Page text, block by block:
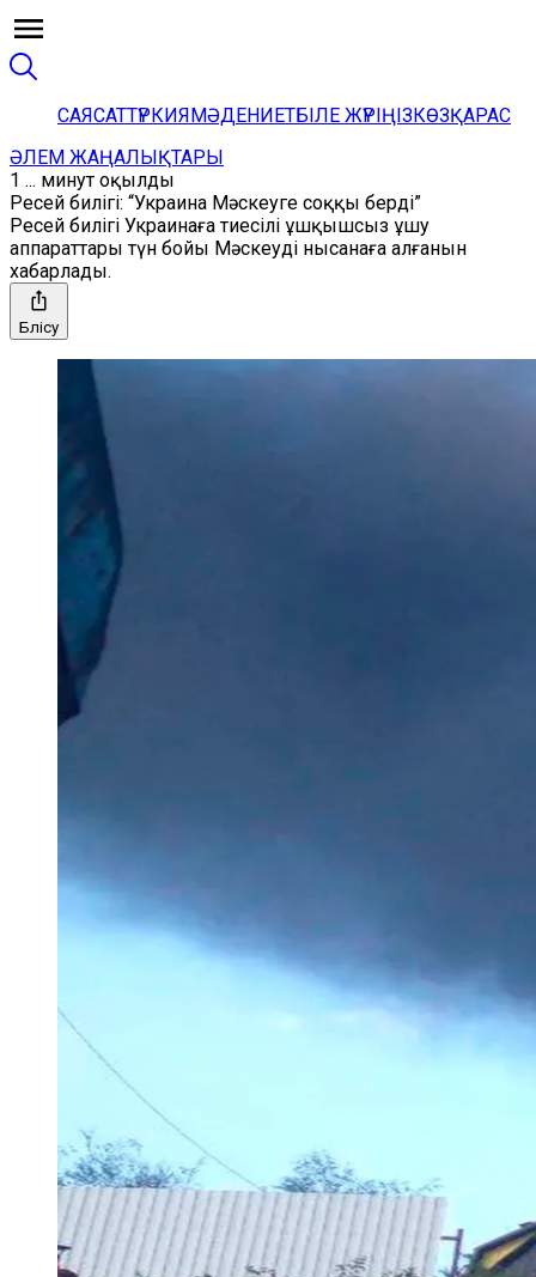
САЯСАТТҮРКИЯМӘДЕНИЕТБІЛЕ ЖҮРІҢІЗКӨЗҚАРАС
ӘЛЕМ ЖАҢАЛЫҚТАРЫ
1 ... минут оқылды
Ресей билігі: “Украина Мәскеуге соққы берді”
Ресей билігі Украинаға тиесілі ұшқышсыз ұшу
аппараттары түн бойы Мәскеуді нысанаға алғанын
хабарлады.
Бөлісу